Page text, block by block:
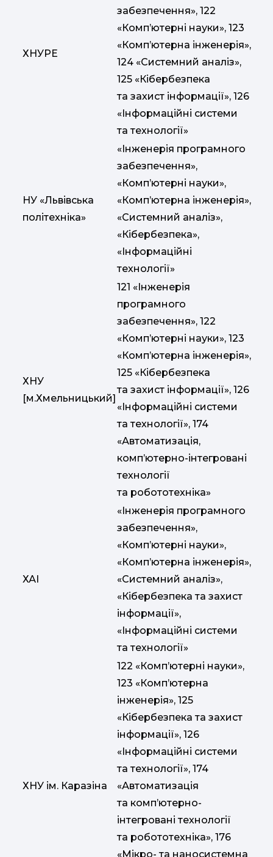
ХНУРЕ
забезпечення», 122
«Комп’ютерні науки», 123
«Комп’ютерна інженерія»,
124 «Системний аналіз»,
125 «Кібербезпека
та захист інформації», 126
«Інформаційні системи
та технології»
НУ «Львівська
політехніка»
«Інженерія програмного
забезпечення»,
«Комп’ютерні науки»,
«Комп’ютерна інженерія»,
«Системний аналіз»,
«Кібербезпека»,
«Інформаційні
технології»
ХНУ
[м.Хмельницький]
121 «Інженерія
програмного
забезпечення», 122
«Комп’ютерні науки», 123
«Комп’ютерна інженерія»,
125 «Кібербезпека
та захист інформації», 126
«Інформаційні системи
та технології», 174
«Автоматизація,
комп’ютерно-інтегровані
технології
та робототехніка»
ХАІ
«Інженерія програмного
забезпечення»,
«Комп’ютерні науки»,
«Комп’ютерна інженерія»,
«Системний аналіз»,
«Кібербезпека та захист
інформації»,
«Інформаційні системи
та технології»
ХНУ ім. Каразіна
122 «Комп’ютерні науки»,
123 «Комп’ютерна
інженерія», 125
«Кібербезпека та захист
інформації», 126
«Інформаційні системи
та технології», 174
«Автоматизація
та комп’ютерно-
інтегровані технології
та робототехніка», 176
«Мікро- та наносистемна